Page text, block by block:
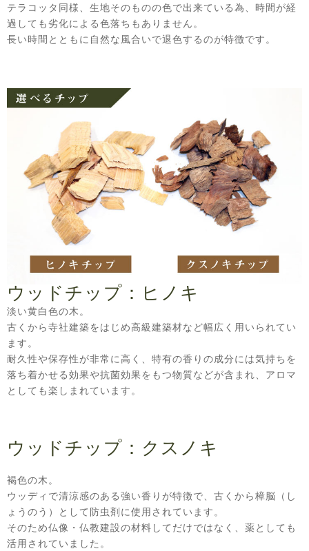
テラコッタ同様、生地そのものの色で出来ている為、時間が経
過しても劣化による色落ちもありません。
長い時間とともに自然な風合いで退色するのが特徴です。
ウッドチップ：ヒノキ
淡い黄白色の木。
古くから寺社建築をはじめ高級建築材など幅広く用いられてい
ます。
耐久性や保存性が非常に高く、特有の香りの成分には気持ちを
落ち着かせる効果や抗菌効果をもつ物質などが含まれ、アロマ
としても楽しまれています。
ウッドチップ：クスノキ
褐色の木。
ウッディで清涼感のある強い香りが特徴で、古くから樟脳（し
ょうのう）として防虫剤に使用されています。
そのため仏像・仏教建設の材料してだけではなく、薬としても
活用されていました。